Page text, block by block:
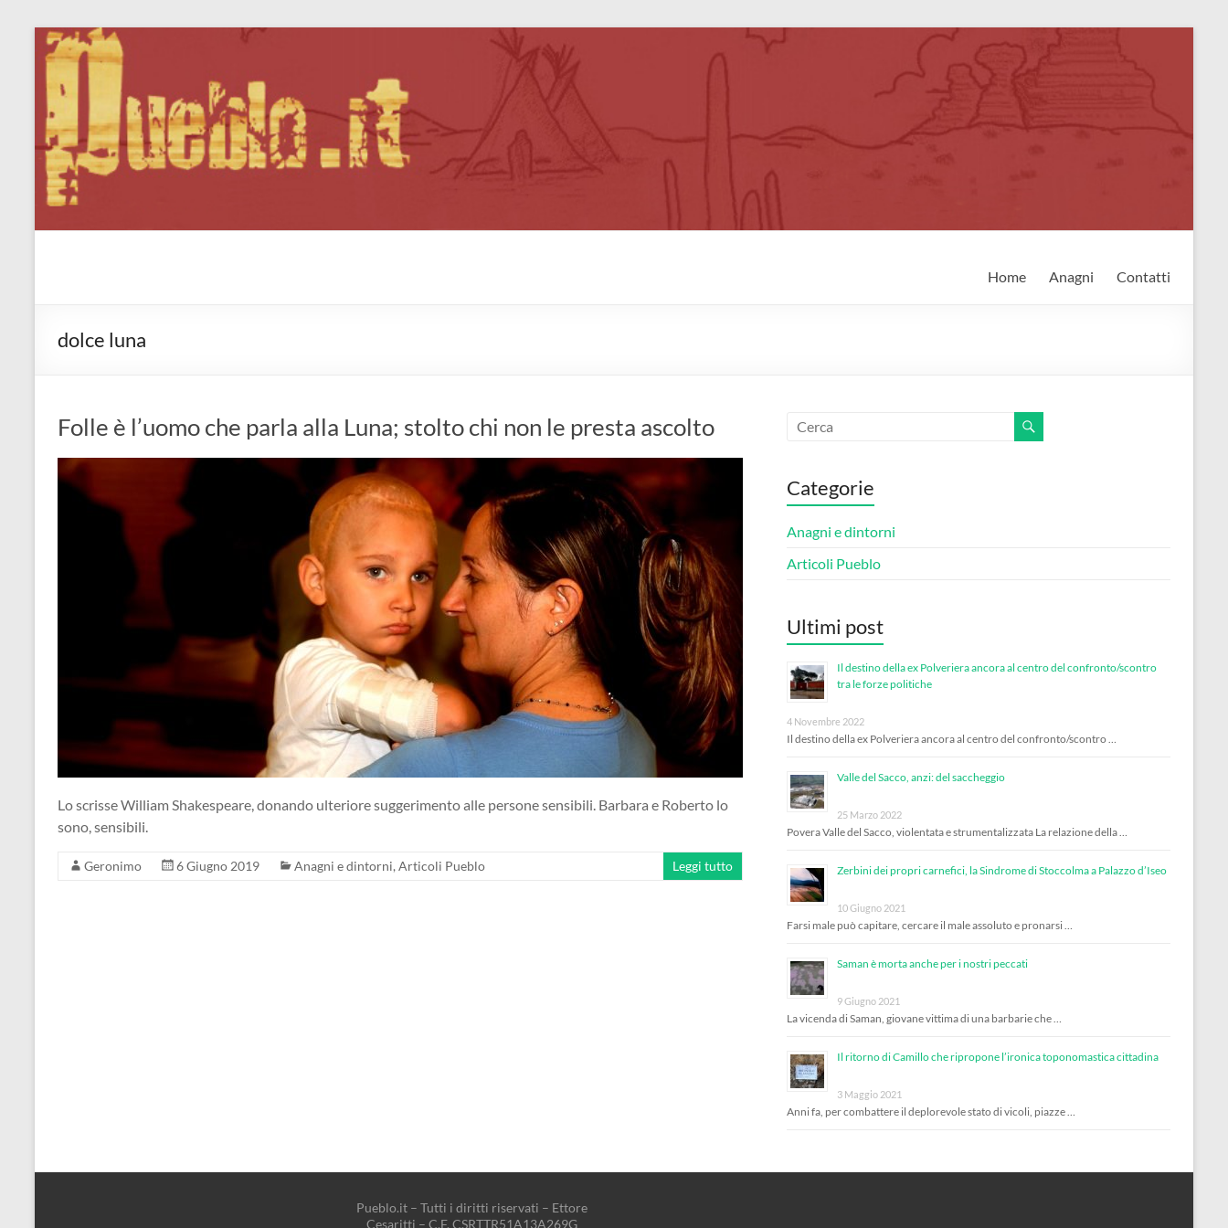
Salta
Home Anagni Contatti
dolce luna
Folle è l’uomo che parla alla Luna; stolto chi non le presta ascolto
Lo scrisse William Shakespeare, donando ulteriore suggerimento alle persone sensibili. Barbara e Roberto lo
sono, sensibili.
Geronimo 6 Giugno 2019 Anagni e dintorni, Articoli Pueblo Leggi tutto
Categorie
Anagni e dintorni
Articoli Pueblo
Ultimi post
Il destino della ex Polveriera ancora al centro del confronto/scontro
tra le forze politiche
4 Novembre 2022
Il destino della ex Polveriera ancora al centro del confronto/scontro …
Valle del Sacco, anzi: del saccheggio
25 Marzo 2022
Povera Valle del Sacco, violentata e strumentalizzata La relazione della …
Zerbini dei propri carnefici, la Sindrome di Stoccolma a Palazzo d’Iseo
10 Giugno 2021
Farsi male può capitare, cercare il male assoluto e pronarsi …
Saman è morta anche per i nostri peccati
9 Giugno 2021
La vicenda di Saman, giovane vittima di una barbarie che …
Il ritorno di Camillo che ripropone l’ironica toponomastica cittadina
3 Maggio 2021
Anni fa, per combattere il deplorevole stato di vicoli, piazze …
Pueblo.it – Tutti i diritti riservati – Ettore
Cesaritti – C.F. CSRTTR51A13A269G